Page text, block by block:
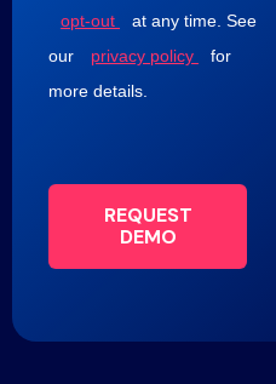
opt-out
at any time. See
our
privacy policy
for
more details.
REQUEST
DEMO